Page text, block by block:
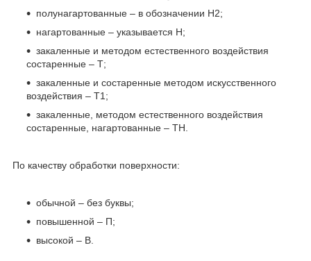
полунагартованные – в обозначении Н2;
нагартованные – указывается Н;
закаленные и методом естественного воздействия
состаренные – Т;
закаленные и состаренные методом искусственного
воздействия – Т1;
закаленные, методом естественного воздействия
состаренные, нагартованные – ТН.
По качеству обработки поверхности:
обычной – без буквы;
повышенной – П;
высокой – В.